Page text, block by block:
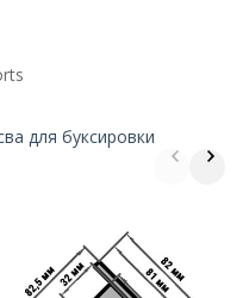
для буксировки